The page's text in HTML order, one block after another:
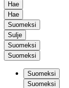
Hae
Hae
Suomeksi
Sulje
Suomeksi
Suomeksi
Suomeksi
Suomeksi